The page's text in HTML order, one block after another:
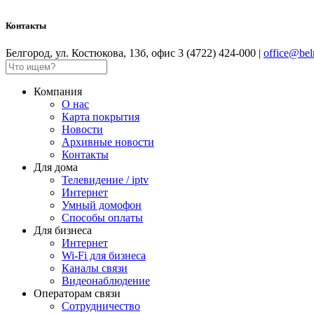
Контакты
Белгород, ул. Костюкова, 13б, офис 3 (4722) 424-000 |
Компания
О нас
Карта покрытия
Новости
Архивные новости
Контакты
Для дома
Телевидение / iptv
Интернет
Умный домофон
Способы оплаты
Для бизнеса
Интернет
Wi-Fi для бизнеса
Каналы связи
Видеонаблюдение
Операторам связи
Сотрудничество